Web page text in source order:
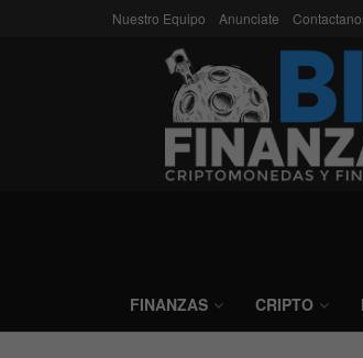
Nuestro Equipo Anunciate
FINANZAS CRIPTO